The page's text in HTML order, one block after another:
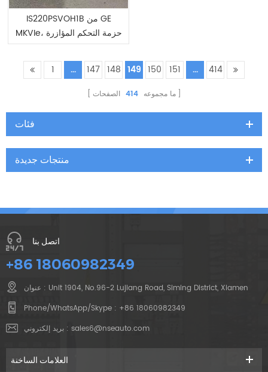
IS220PSVOH1B من GE
MKVIe، حزمة التحكم المؤازرة
1 ... 147 148 149 150 151 ... 414
ما مجموعه 414 الصفحات
فئات
منتجات جديدة
اتصل بنا
+86 18060982349
عنوان : Unit 1904, No.96-2 Lujiang Road, Siming District, Xiamen
Phone/WhatsApp/Skype : +86 18060982349
بريد إلكتروني : sales6@nseauto.com
العلامات الساخنة